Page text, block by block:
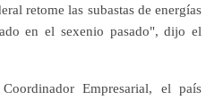
retome las subastas de energías
en el sexenio pasado", dijo el
Empresarial, el país